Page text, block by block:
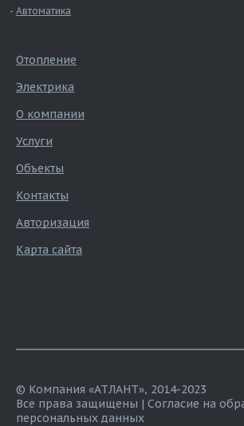
Автоматика
Отопление
Электрика
О компании
Услуги
Объекты
Контакты
Авторизация
Карта сайта
© Компания «АТЛАНТ», 2014-2023
Все права защищены | Согласие на
персональных данных